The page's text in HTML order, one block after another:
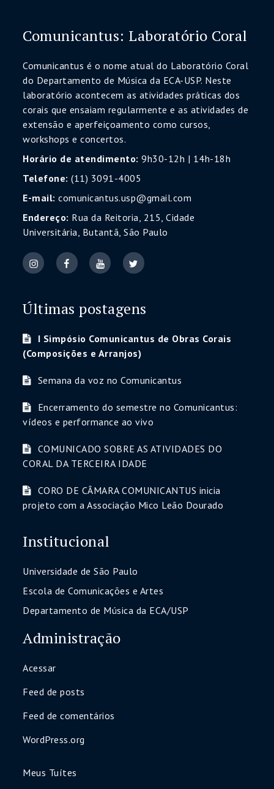
Comunicantus: Laboratório Coral
Comunicantus é o nome atual do Laboratório Coral
do Departamento de Música da ECA-USP. Neste
laboratório acontecem as atividades práticas dos
corais que ensaiam regularmente e as atividades de
extensão e aperfeiçoamento como cursos,
workshops e concertos.
Horário de atendimento: 9h30-12h | 14h-18h
Telefone: (11) 3091-4005
E-mail: comunicantus.usp@gmail.com
Endereço: Rua da Reitoria, 215, Cidade
Universitária, Butantã, São Paulo
Últimas postagens
I Simpósio Comunicantus de Obras Corais
(Composições e Arranjos)
Semana da voz no Comunicantus
Encerramento do semestre no Comunicantus:
vídeos e performance ao vivo
COMUNICADO SOBRE AS ATIVIDADES DO
CORAL DA TERCEIRA IDADE
CORO DE CÂMARA COMUNICANTUS inicia
projeto com a Associação Mico Leão Dourado
Institucional
Universidade de São Paulo
Escola de Comunicações e Artes
Departamento de Música da ECA/USP
Administração
Acessar
Feed de posts
Feed de comentários
WordPress.org
Meus Tuítes